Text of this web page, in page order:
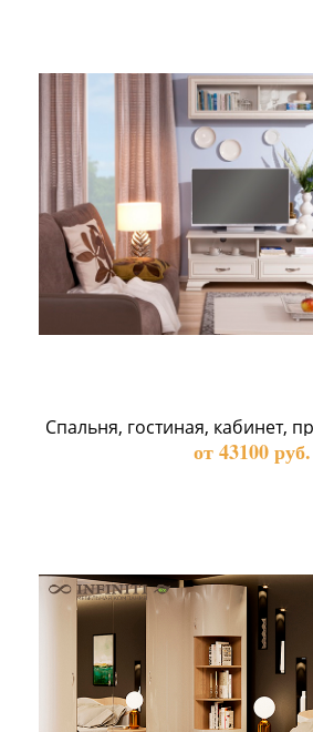
Спальня, гостиная, кабинет,
от 43100 руб.